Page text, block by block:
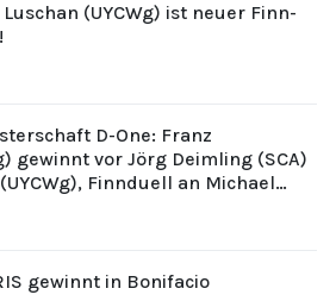
(UYCWg) ist neuer Finn-
D-One: Franz
gewinnt vor Jörg Deimling (SCA)
Finnduell an Michael
gewinnt in Bonifacio